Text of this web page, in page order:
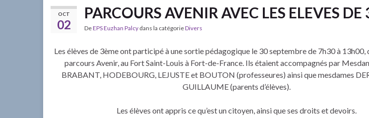
OCT
02
PARCOURS AVENIR AVEC LES ELEVES DE
DeEPS Euzhan Palcy dans la catégorieDivers
Les élèves de 3ème ont participé à une sortie pédagogique le 30 septembre de 7h30 à 13h00,
parcours Avenir, au Fort Saint-Louis à Fort-de-France. Ils étaient accompagnés par
BRABANT, HODEBOURG, LEJUSTE et BOUTON (professeures) ainsi que mesdames
GUILLAUME (parents d’élèves).
Les élèves ont appris ce qu’est un citoyen, ainsi que ses droits et devoirs.